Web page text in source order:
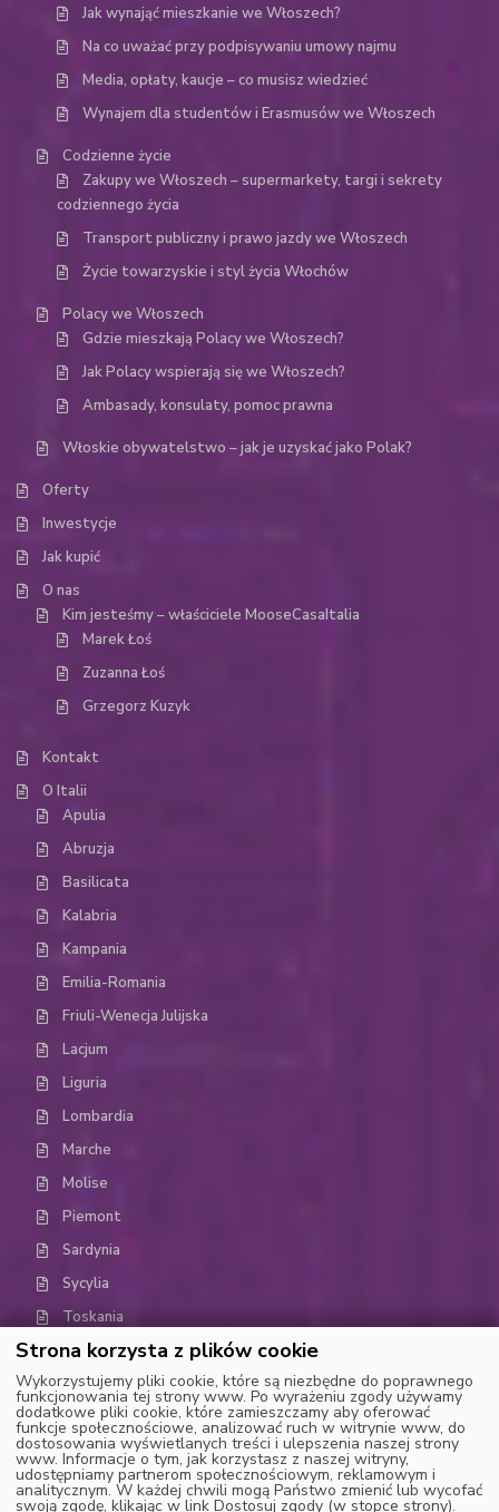
Jak wynająć mieszkanie we Włoszech?
Na co uważać przy podpisywaniu umowy najmu
Media, opłaty, kaucje – co musisz wiedzieć
Wynajem dla studentów i Erasmusów we Włoszech
Codzienne życie
Zakupy we Włoszech – supermarkety, targi i sekrety
codziennego życia
Transport publiczny i prawo jazdy we Włoszech
Życie towarzyskie i styl życia Włochów
Polacy we Włoszech
Gdzie mieszkają Polacy we Włoszech?
Jak Polacy wspierają się we Włoszech?
Ambasady, konsulaty, pomoc prawna
Włoskie obywatelstwo – jak je uzyskać jako Polak?
Oferty
Inwestycje
Jak kupić
O nas
Kim jesteśmy – właściciele MooseCasaItalia
Marek Łoś
Zuzanna Łoś
Grzegorz Kuzyk
Kontakt
O Italii
Apulia
Abruzja
Basilicata
Kalabria
Kampania
Emilia-Romania
Friuli-Wenecja Julijska
Lacjum
Liguria
Lombardia
Marche
Molise
Piemont
Sardynia
Sycylia
Toskania
Trydent-Górna Adyga (Trentino-Alto Adige)
Umbria
Dolina Aosty
Wenecja Euganejska (Weneto)
Strona korzysta z plików cookie
Wykorzystujemy pliki cookie, które są niezbędne do poprawnego
funkcjonowania tej strony www. Po wyrażeniu zgody używamy
dodatkowe pliki cookie, które zamieszczamy aby oferować
funkcje społecznościowe, analizować ruch w witrynie www, do
dostosowania wyświetlanych treści i ulepszenia naszej strony
www. Informacje o tym, jak korzystasz z naszej witryny,
udostępniamy partnerom społecznościowym, reklamowym i
analitycznym. W każdej chwili mogą Państwo zmienić lub wycofać
swoją zgodę, klikając w link Dostosuj zgody (w stopce strony).